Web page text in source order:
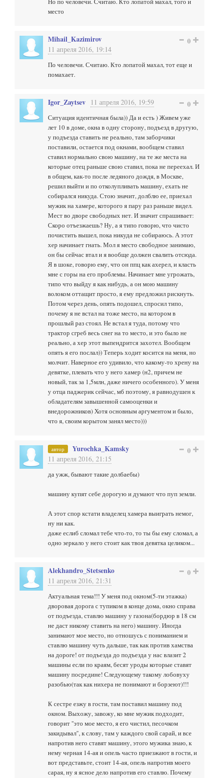
место
Mihail_Kazimirov
11 апреля 2016, 19:14
0
По человечи. Считаю. Кто лопатой махал, тот еще и
помахает.
Igor_Zaytsev 11 апреля 2016, 19:59 0
Ситуация идентичная была)) Да и есть ) Живем уже
лет 10 в доме, окна в одну сторону, подъезд в другую,
у подъезда ставить не реально, там заборчики
поставили, остается под окнами, вообщем ставил
ставил нормально свою машину, на те же места на
которые отец раньше свою ставил, пока не переехал. И
в общем, как-то после ледяного дождя, в Москве,
решил выйти и по отколупливать машину, ехать не
собирался никуда. Стою значит, долблю ее, приехал
мужик на хамере, которого я пару раз раньше видел.
Мест во дворе свободных нет. И значит спрашивает:
Скоро отъезжаешь? Ну, а я типо говорю, что чисто
почистить вышел, пока никуда не собираюсь. А этот
хер начинает гнать. Мол я место свободное занимаю,
он бы сейчас втал и я вообще должен свалить отсюда.
Я в шоке, говорю ему, что он ппц как ахерел, и класть
мне с горы на его проблемы. Начинает мне угрожать,
типо что выйду я как нибудь, а он мою машину
волоком оттащит просто, я ему предложил рискнуть.
Потом через день, опять подошел, спросил типо,
почему я не встал на тоже место, на котором в
прошлый раз стоял. Не встал я туда, потому что
трактор сгреб весь снег на то место, и это было не
реально, а хер этот выпендрится захотел. Вообщем
опять я его послал)) Теперь ходит косится на меня, но
молчит. Наверное его удивило, что какому-то хрену на
девятке, плевать что у него хамер (н2, причем не
новый, так за 1,5млн, даже ничего особенного). У меня
у отца паджерик сейчас, мб поэтому, я равнодушен к
обладателям завышенной самооценки и
внедорожников) Хотя основным аргументом и было,
что я, своим корытом занял место)))
автор Yurochka_Kamsky
11 апреля 2016, 21:15
0
да ужж, бывают такие долбаебы)
машину купят себе дорогую и думают что пуп земли.
А этот спор кстати владелец хамера выиграть немог,
ну ни как.
даже еслиб сломал тебе что-то, то ты бы ему сломал, а
одно зеркало у него стоит как твоя девятка целиком...
Alekhandro_Stetsenko
11 апреля 2016, 21:31
0
Актуальная тема!!! У меня под окном(5-ти этажка)
дворовая дорога с тупиком в конце дома, окно справа
от подъезда, ставлю машину у газона(бордюр в 18 см
не даст никому ставить на него) машину. Иногда
занимают мое место, но отношусь с пониманием и
ставлю машину чуть дальше, так как против хамства
на дороге! от подъезда до подъезда у нас влазит 2
машины если по краям, бесят уроды которые ставят
машину посредине! Следующему такому лобовуху
разобью(так как нихера не понимают и борзеют)!!!
К сестре езжу в гости, там поставил машину под
окном. Выхожу, завожу, ко мне мужик подходит,
говорит "это мое место, я его чистил, песочком
закидывал", к слову, там у каждого свой сарай, и все
напротив него ставят машину, этого мужика знаю, к
нему черная 14-ая и опель часто приезжают в гости, и
вот представьте, стоит 14-ая, опель напротив моего
сарая, ну я ясное дело напротив его ставлю. Почему